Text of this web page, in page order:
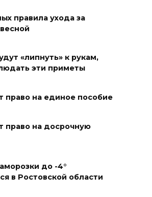
колледж закупил
БПЛА для
2026 10:50
области сегодня
10:31
чрезвычайная
правила ухода за
«липнуть» к рукам,
эти приметы
право на единое пособие
право на досрочную
до -4°
в Ростовской области